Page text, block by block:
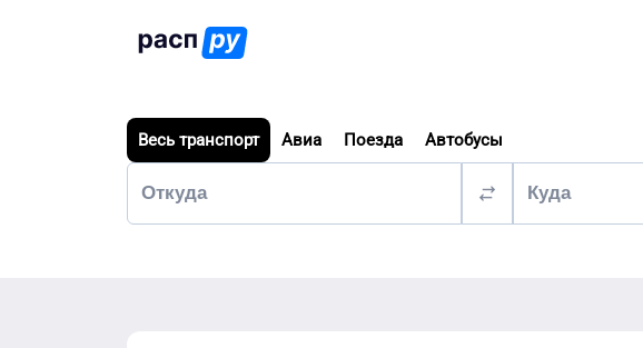
Весь транспорт Авиа Поезда Автобусы